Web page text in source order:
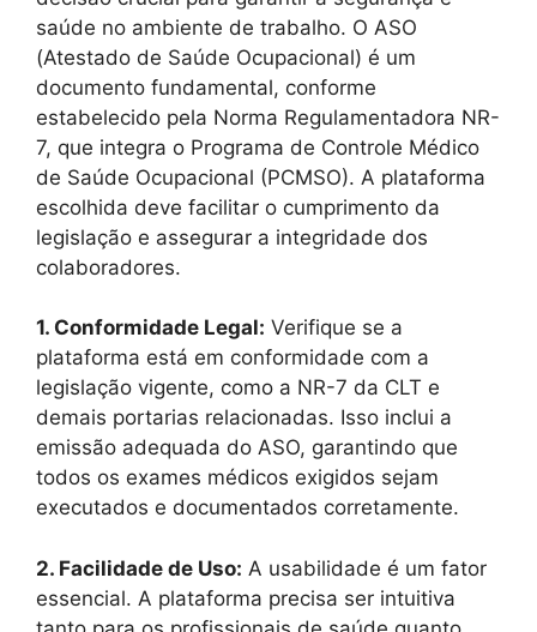
saúde no ambiente de trabalho. O ASO
(Atestado de Saúde Ocupacional) é um
documento fundamental, conforme
estabelecido pela Norma Regulamentadora NR-
7, que integra o Programa de Controle Médico
de Saúde Ocupacional (PCMSO). A plataforma
escolhida deve facilitar o cumprimento da
legislação e assegurar a integridade dos
colaboradores.
1. Conformidade Legal: Verifique se a
plataforma está em conformidade com a
legislação vigente, como a NR-7 da CLT e
demais portarias relacionadas. Isso inclui a
emissão adequada do ASO, garantindo que
todos os exames médicos exigidos sejam
executados e documentados corretamente.
2. Facilidade de Uso: A usabilidade é um fator
essencial. A plataforma precisa ser intuitiva